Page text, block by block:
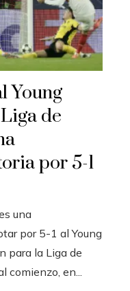
Young
de
por 5-1
una
por 5-1 al Young
para la Liga de
comienzo, en...